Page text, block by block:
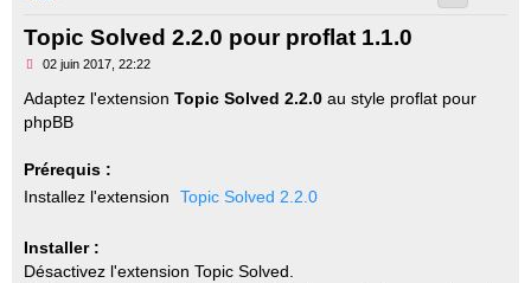
Topic Solved 2.2.0 pour proflat 1.1.0
M
s
s
a
n
n
02 juin 2017, 22:22
Adaptez l'extension Topic Solved 2.2.0 au style proflat pour
phpBB
Prérequis :
Installez l'extension
Topic Solved 2.2.0
Installer :
Désactivez l'extension Topic Solved.